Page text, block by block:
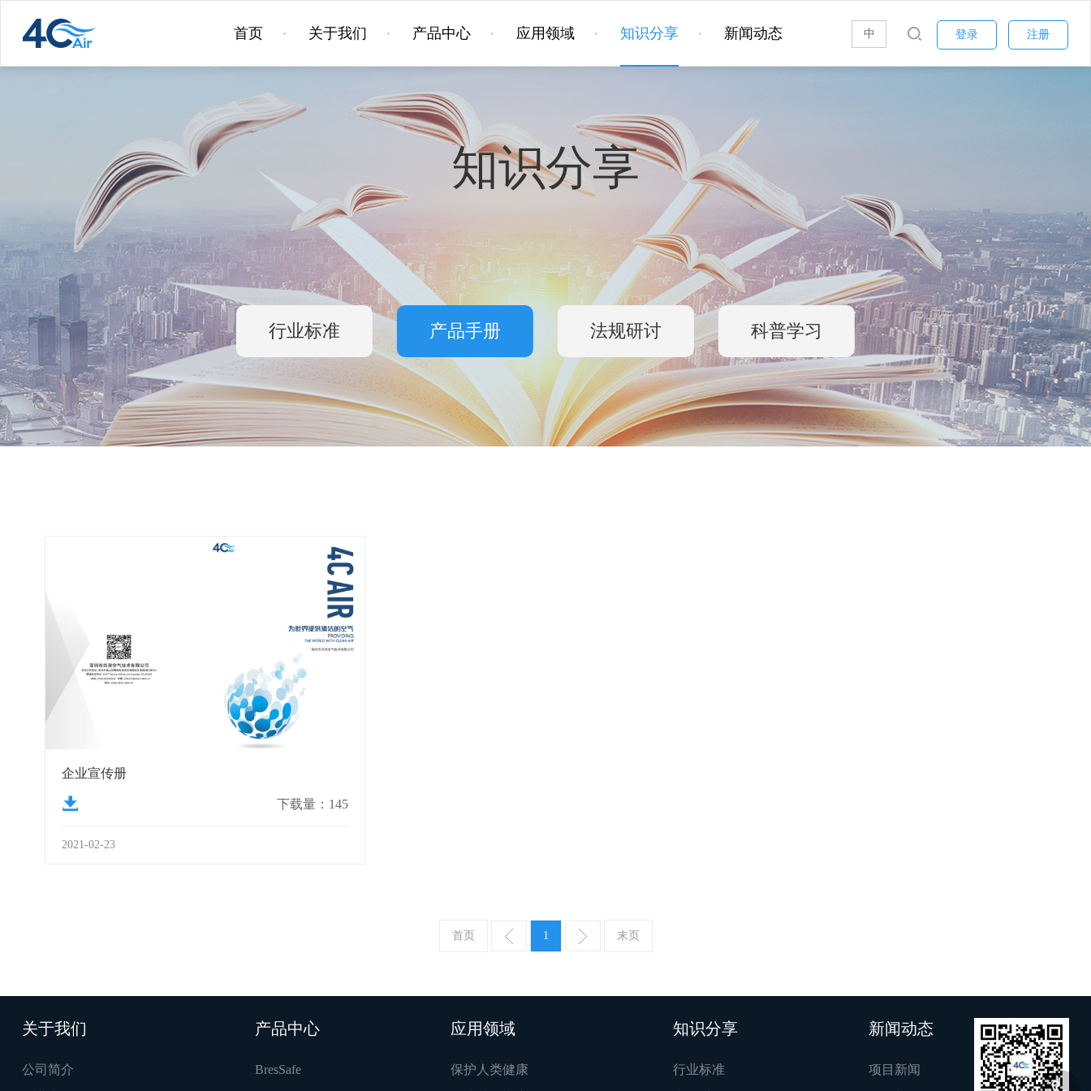
首页 关于我们 产品中心 应用领域 知识分享 新闻动态 中 登录 注册
知识分享
行业标准 产品手册 法规研讨 科普学习
企业宣传册
下载量：145
2021-02-23
首页 1 末页
关于我们
公司简介
产品中心
BresSafe
应用领域
保护人类健康
知识分享
行业标准
新闻动态
项目新闻